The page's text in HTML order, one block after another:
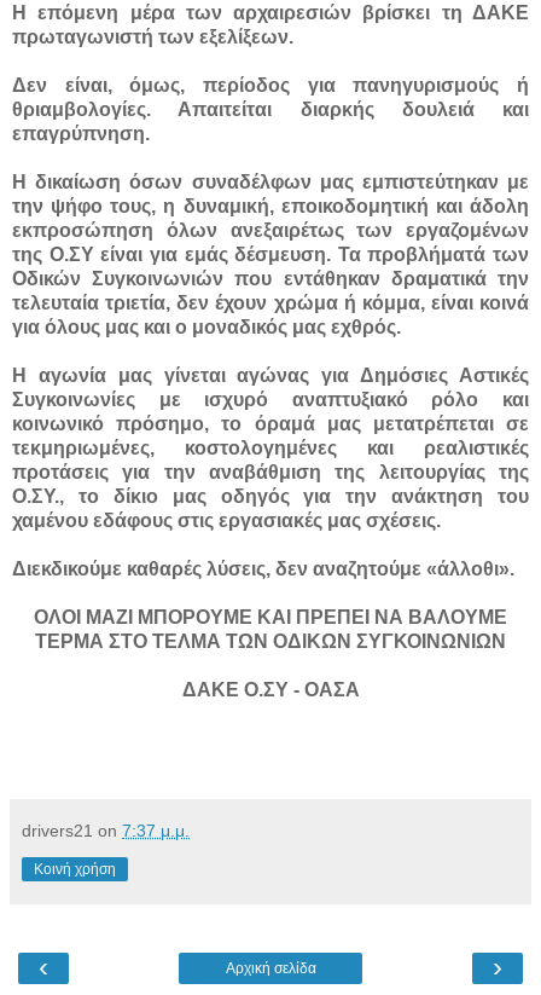
Η επόμενη μέρα των αρχαιρεσιών βρίσκει τη ΔΑΚΕ
πρωταγωνιστή των εξελίξεων.
Δεν είναι, όμως, περίοδος για πανηγυρισμούς ή
θριαμβολογίες. Απαιτείται διαρκής δουλειά και
επαγρύπνηση.
Η δικαίωση όσων συναδέλφων μας εμπιστεύτηκαν με
την ψήφο τους, η δυναμική, εποικοδομητική και άδολη
εκπροσώπηση όλων ανεξαιρέτως των εργαζομένων
της Ο.ΣΥ είναι για εμάς δέσμευση. Τα προβλήματά των
Οδικών Συγκοινωνιών που εντάθηκαν δραματικά την
τελευταία τριετία, δεν έχουν χρώμα ή κόμμα, είναι κοινά
για όλους μας και ο μοναδικός μας εχθρός.
Η αγωνία μας γίνεται αγώνας για Δημόσιες Αστικές
Συγκοινωνίες με ισχυρό αναπτυξιακό ρόλο και
κοινωνικό πρόσημο, το όραμά μας μετατρέπεται σε
τεκμηριωμένες, κοστολογημένες και ρεαλιστικές
προτάσεις για την αναβάθμιση της λειτουργίας της
Ο.ΣΥ., το δίκιο μας οδηγός για την ανάκτηση του
χαμένου εδάφους στις εργασιακές μας σχέσεις.
Διεκδικούμε καθαρές λύσεις, δεν αναζητούμε «άλλοθι».
ΟΛΟΙ ΜΑΖΙ ΜΠΟΡΟΥΜΕ ΚΑΙ ΠΡΕΠΕΙ ΝΑ ΒΑΛΟΥΜΕ
ΤΕΡΜΑ ΣΤΟ ΤΕΛΜΑ ΤΩΝ ΟΔΙΚΩΝ ΣΥΓΚΟΙΝΩΝΙΩΝ
ΔΑΚΕ Ο.ΣΥ - ΟΑΣΑ
drivers21 on 7:37 μ.μ.
Κοινή χρήση
‹ ›
Αρχική σελίδα